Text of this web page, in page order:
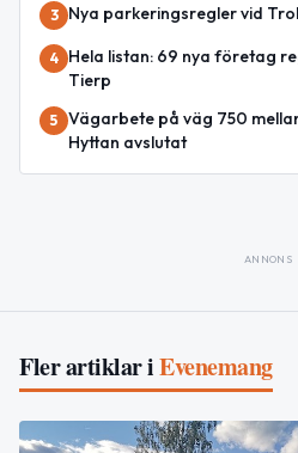
3 Nya parkeringsregler vid
4
Hela listan: 69 nya företag
Tierp
5 Vägarbete på väg 750
Hyttan avslutat
ANNONS
Fler artiklar iEvenemang